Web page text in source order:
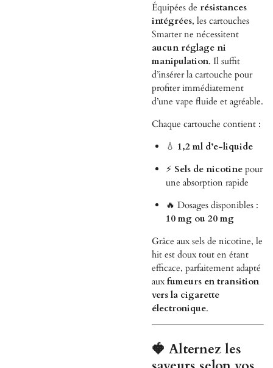
Équipées de résistances
intégrées, les cartouches
Smarter ne nécessitent
aucun réglage ni
manipulation. Il suffit
d’insérer la cartouche pour
profiter immédiatement
d’une vape fluide et agréable.
Chaque cartouche contient :
💧 1,2 ml d’e-liquide
⚡ Sels de nicotinepour
une absorption rapide
🔥 Dosages disponibles :
10 mg ou 20 mg
Grâce aux sels de nicotine, le
hit est doux tout en étant
efficace, parfaitement adapté
aux fumeurs en transition
vers la cigarette
électronique.
🍓 Alternez les